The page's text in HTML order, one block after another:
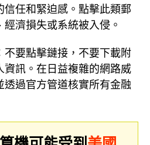
信任和緊迫感。點擊此類郵
濟損失或系統被入侵。
不要點擊鏈接，不要下載附
資訊。在日益複雜的網路威
透過官方管道核實所有金融